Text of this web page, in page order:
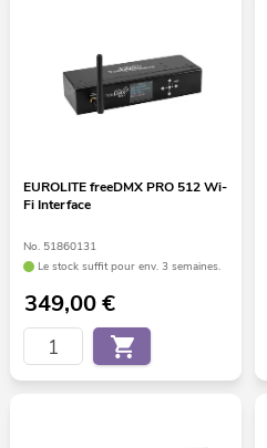
EUROLITE freeDMX PRO 512 Wi-
Fi Interface
No. 51860131
Le stock suffit pour env. 3 semaines.
349,00€